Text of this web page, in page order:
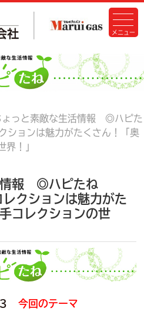
ょっと素敵な生活情報 ◎ハピた
ョンは魅力がたくさん！「奥
界！」
情報 ◎ハピたね
ションは魅力がた
コレクションの世
今回のテーマ